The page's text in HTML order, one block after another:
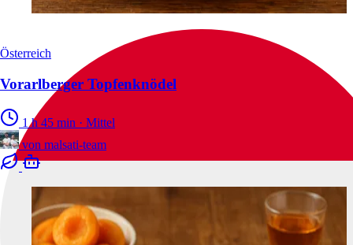
Österreich
Vorarlberger Topfenknödel
1 h 45 min · Mittel
von malsati-team